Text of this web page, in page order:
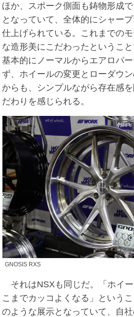
ほか、スポーク側面も鋳物形成
となっていて、全体的にシャー
仕上げられている。これまでの
な造形美にこだわったというこ
基本的にノーマルからエアロパ
ず、ホイールの変更とローダウ
からも、シンプルながら存在感
だわりを感じられる。
GNOSIS RXS
それはNSXも同じだ。「ホイ
こまでカッコよくなる」という
のような展示となっていて、自